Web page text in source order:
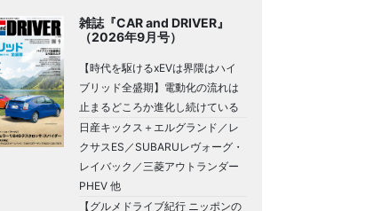
雑誌『CAR and DRIVER』
（2026年9月号）
【時代を駆けるxEVは界隈はハイ
ブリッド全盛期】電動化の流れは
止まるどころか進化し続けている
日産キックス＋エルグランド／レ
クサスES／SUBARUレヴォーグ・
レイバック／三菱アウトランダー
PHEV 他
【グルメドライブ紀行 ニッポンの